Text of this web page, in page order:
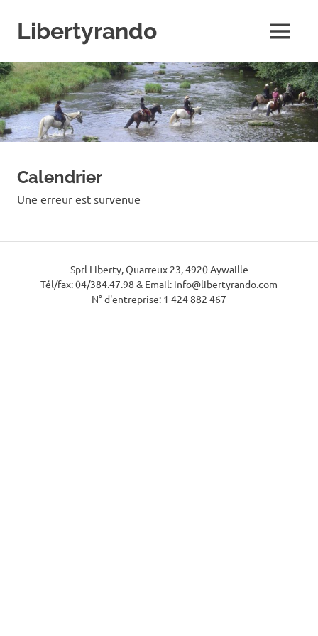
contentLibertyrando
spécialiste
de
la
randonnée
à
cheval
MENU
Calendrier
Une erreur est survenue
Sprl Liberty, Quarreux 23, 4920 Aywaille
Tél/fax: 04/384.47.98 & Email: info@libertyrando.com
N° d'entreprise: 1 424 882 467